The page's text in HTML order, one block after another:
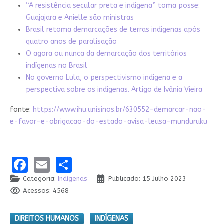
“A resistência secular preta e indígena” toma posse:
Guajajara e Anielle são ministras
Brasil retoma demarcações de terras indígenas após
quatro anos de paralisação
O agora ou nunca da demarcação dos territórios
indígenas no Brasil
No governo Lula, o perspectivismo indígena e a
perspectiva sobre os indígenas. Artigo de Ivânia Vieira
fonte: https://www.ihu.unisinos.br/630552-demarcar-nao-
e-favor-e-obrigacao-do-estado-avisa-leusa-munduruku
Facebook
EmailShare
Categoria: Indígenas
Publicado: 15 Julho 2023
Acessos: 4568
DIREITOS HUMANOS
INDÍGENAS